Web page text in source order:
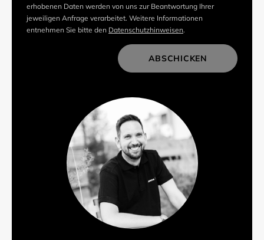
erhobenen Daten werden von uns zur Beantwortung Ihrer
jeweiligen Anfrage verarbeitet. Weitere Informationen
entnehmen Sie bitte den Datenschutzhinweisen.
ABSCHICKEN